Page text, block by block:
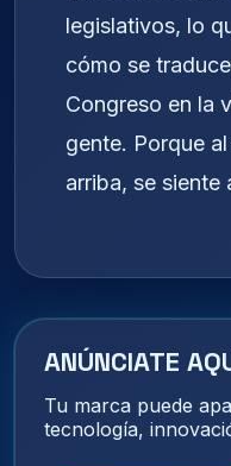
legislativos, lo
cómo se
Congreso en la
gente. Porque
arriba, se siente
ANÚNCIATE
Tu marca puede
tecnología,